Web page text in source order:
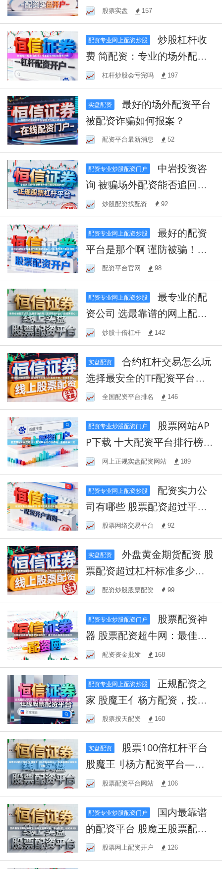
荐，投资首选！
股票实盘 157
配资专业网上配资炒股
炒股杠杆收
费 简配资：专业的场外配资
推荐平台
杠杆炒股会亏完吗 197
实盘配资
最好的场外配资平台
被配资诈骗如何报案？
配资平台最新消息 52
配资专业炒股配资门户
询 被骗场外配资能否追回损
失？炒股配资找配资 92
配资专业网上配资炒股
最好的配资
平台是那个啊 谨防被骗！小
心参与场外配资风险
配资平台官网 98
配资专业网上配资炒股
最专业的配
资公司 选最靠谱的网上配资
平台App，投资更安心！
炒股十倍杠杆 142
实盘配资
合约杠杆交易怎么玩
选择最安全的TF配资平台，
投资更放心
全国配资平台排名 146
配资专业炒股配资门户
P下载 十大配资平台排行榜揭
晓：最新榜单一览
网上正规实盘配资网站 189
配资专业网上配资炒股
司有哪些 股票配资超过平
仓，如何应对？
股票网络交易平台 92
实盘配资
外盘黄金期货配资 股
票配资超过杠杆标准多少违
法？配资炒股股票配资 99
配资专业炒股配资门户
器 股票配资超牛网：最佳选
择股票投资助手
配资资金批发 168
配资专业网上配资炒股
家 股魔王亻杨方配资，投资
放心安心选择
股票按天配资 160
实盘配资
股魔王刂杨方配资平台——
专业股票配资服务详解
股票配资平台网站 106
配资专业炒股配资门户
的配资平台 股魔王股票配
资，投资神器，轻松获利！
股票网上配资开户 126